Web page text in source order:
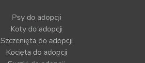
Psy do adopcji
Koty do adopcji
Szczenięta do adopcji
Kocięta do adopcji